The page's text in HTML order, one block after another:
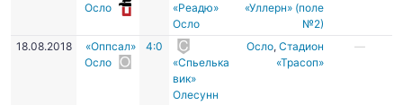
Осло
«Реадю»
Осло
«Уллерн» (поле
№2)
18.08.2018
«Оппсал»
Осло
4:0
«Спьелька
вик»
Олесунн
Осло,Стадион
«Трасоп»
—